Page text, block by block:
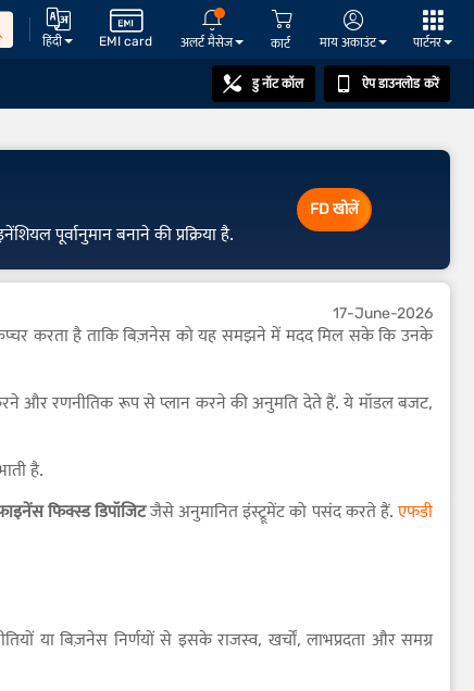
हिंदी EMI card अलर्ट मैसेज कार्ट माय अकाउंट पार्टनर
डु नॉट कॉल ऐप डाउनलोड करें
पूर्वानुमान बनाने की प्रक्रिया है.
FD खोलें
17-June-2026
कैप्चर करता है ताकि बिज़नेस को यह समझने में मदद मिल सके कि उनके
और रणनीतिक रूप से प्लान करने की अनुमति देते हैं. ये मॉडल बजट,
है.
फिक्स्ड डिपॉजिटजैसे अनुमानित इंस्ट्रूमेंट को पसंद करते हैं.एफडी
या बिज़नेस निर्णयों से इसके राजस्व, खर्चों, लाभप्रदता और समग्र